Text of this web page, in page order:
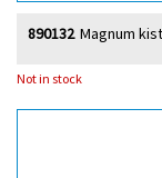
Magnum
890132
Not in stock